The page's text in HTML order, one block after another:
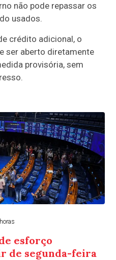
não pode repassar os
usados.
crédito adicional, o
ser aberto diretamente
provisória, sem
esforço
de segunda-feira